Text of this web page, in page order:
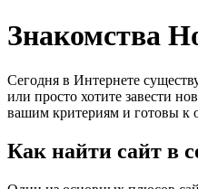
Знакомства
Сегодня в Интернете
или просто хотите завести
вашим критериям и готовы к
Как найти сайт в